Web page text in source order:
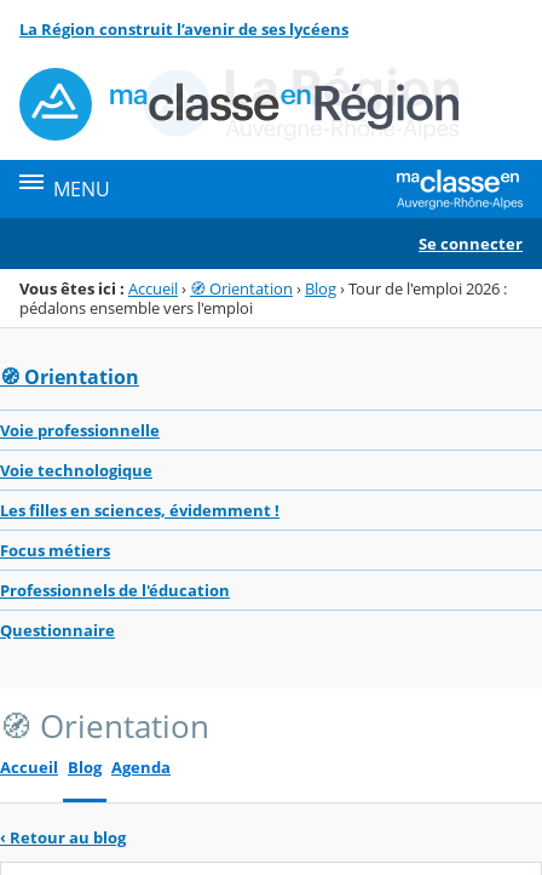
Menu de la rubrique
Contenu
La Région construit l’avenir de ses lycéens
MENU
Se connecter
Vous êtes ici : Accueil› 🧭 Orientation › Blog›Tour de l'emploi 2026 :
pédalons ensemble vers l'emploi
🧭 Orientation
Voie professionnelle
Voie technologique
Les filles en sciences, évidemment !
Focus métiers
Professionnels de l'éducation
Questionnaire
🧭 Orientation
Accueil Blog Agenda
‹ Retour au blog